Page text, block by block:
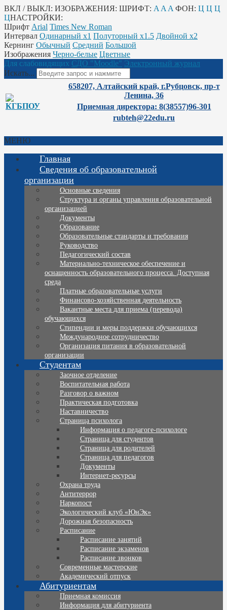
ВКЛ / ВЫКЛ: ИЗОБРАЖЕНИЯ: ШРИФТ: A A A ФОН: Ц Ц Ц
ЦНАСТРОЙКИ:
Шрифт Arial Times New Roman
Интервал Одинарный х1 Полуторный х1.5 Двойной х2
Кернинг Обычный Средний Большой
Изображения Черно-белые Цветные
Для слабовидящих СДО "Moodle" Электронный журнал
Искать...
658207, Алтайский край, г.Рубцовск, пр-т
Ленина, 36
Приемная директора: 8(38557)96-301
rubteh@22edu.ru
МЕНЮ
Главная
Сведения об образовательной
организации
Основные сведения
Структура и органы управления образовательной
организацией
Документы
Образование
Образовательные стандарты и требования
Руководство
Педагогический состав
Материально-техническое обеспечение и
оснащенность образовательного процесса. Доступная
среда
Платные образовательные услуги
Финансово-хозяйственная деятельность
Вакантные места для приема (перевода)
обучающихся
Стипендии и меры поддержки обучающихся
Международное сотрудничество
Организация питания в образовательной
организации
Студентам
Заочное отделение
Воспитательная работа
Разговор о важном
Практическая подготовка
Наставничество
Страница психолога
Информация о педагоге-психологе
Страница для студентов
Страница для родителей
Страница для педагогов
Документы
Интернет-ресурсы
Охрана труда
Антитеррор
Наркопост
Экологический клуб «ЮнЭк»
Дорожная безопасность
Расписание
Расписание занятий
Расписание экзаменов
Расписание звонков
Современные мастерские
Академический отпуск
Абитуриентам
Приемная комиссия
Информация для абитуриента